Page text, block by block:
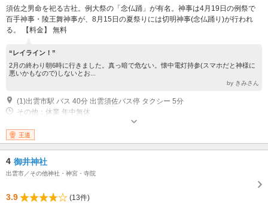
須佐之男命を祀る古社。例大祭の「念仏踊」が有名。神事は4月19日の例祭で
百手神事・陵王舞神事が、8月15日の夏祭りには切明神事(念仏踊り)が行われ
る。 【料金】 無料
“レイライン！”
2月の終わり朝6時に行きました。真っ暗で危ない。懐中電灯持参(スマホだと神様に
悪いかもなので)しないとお...
by きみさん
(1)出雲市駅 バス 40分 出雲須佐バス停 タクシー 5分
その他：休業 年中無休
王道
4 御井神社
出雲市／その他神社・神宮・寺院
3.9
(13件)